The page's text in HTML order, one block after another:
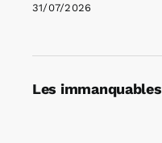
31/07/2026
Les immanquables